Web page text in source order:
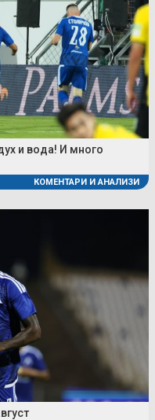
и вода! И много
КОМЕНТАРИ И АНАЛИЗИ